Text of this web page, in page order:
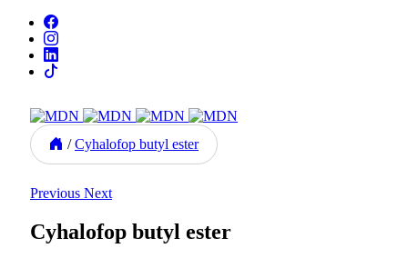
/ Cyhalofop butyl ester
Previous Next
Cyhalofop butyl ester